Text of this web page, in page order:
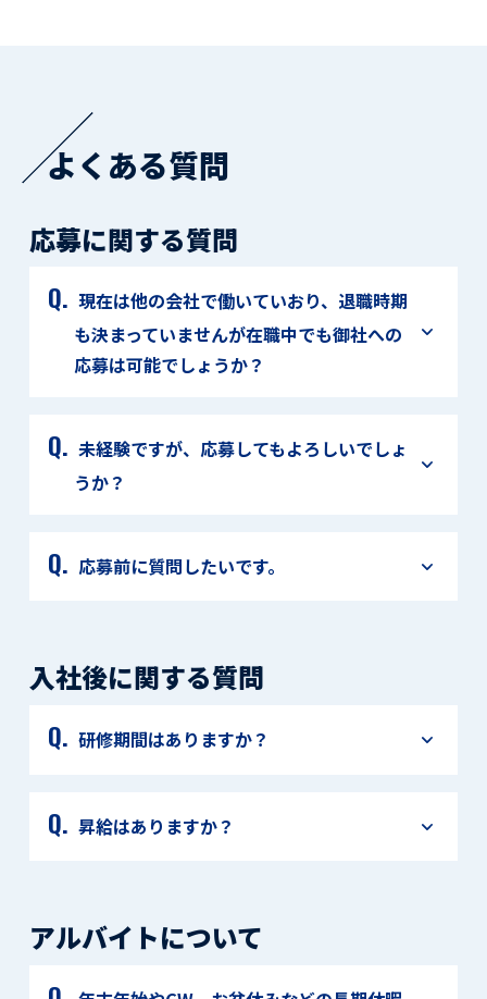
よくある質問
応募に関する質問
現在は他の会社で働いていおり、退職時期
も決まっていませんが在職中でも御社への
応募は可能でしょうか？
未経験ですが、応募してもよろしいでしょ
うか？
応募前に質問したいです。
入社後に関する質問
研修期間はありますか？
昇給はありますか？
アルバイトについて